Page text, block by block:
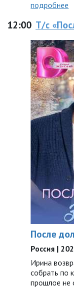
подробнее
12:00 Т/с
После
Россия |
Ирина
собрать по
прошлое не